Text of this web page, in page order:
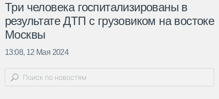
Три человека госпитализированы в
результате ДТП с грузовиком на востоке
Москвы
13:08, 12 Мая 2024